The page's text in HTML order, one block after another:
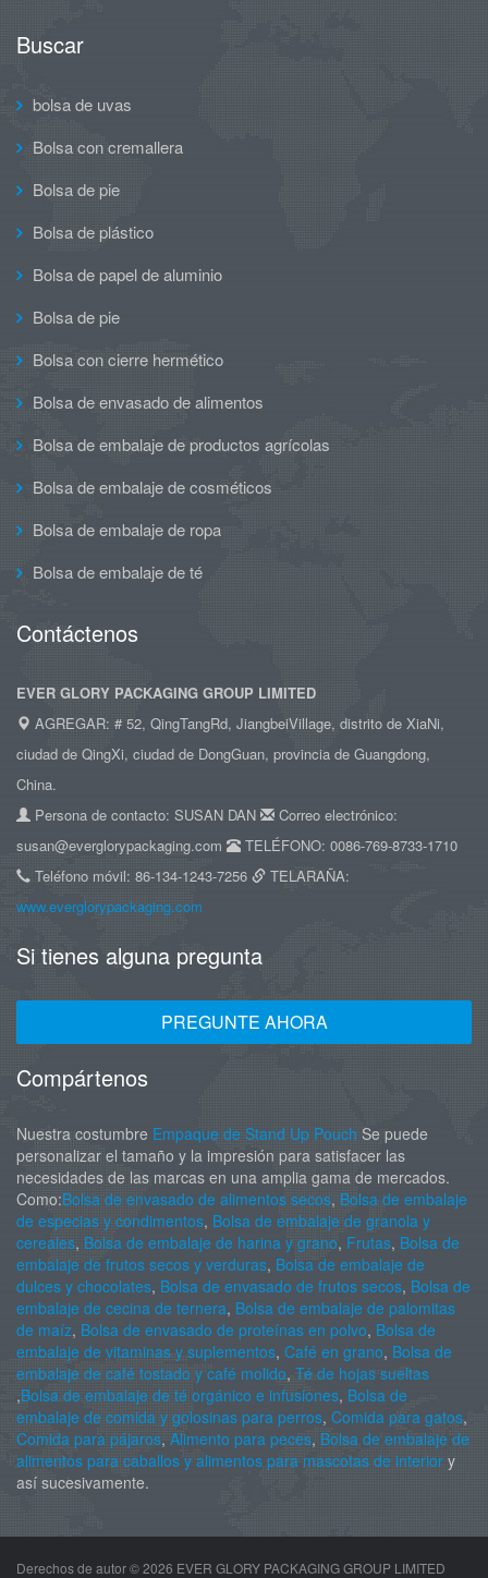
Buscar
bolsa de uvas
Bolsa con cremallera
Bolsa de pie
Bolsa de plástico
Bolsa de papel de aluminio
Bolsa de pie
Bolsa con cierre hermético
Bolsa de envasado de alimentos
Bolsa de embalaje de productos agrícolas
Bolsa de embalaje de cosméticos
Bolsa de embalaje de ropa
Bolsa de embalaje de té
Contáctenos
EVER GLORY PACKAGING GROUP LIMITED
AGREGAR: # 52, QingTangRd, JiangbeiVillage, distrito de XiaNi,
ciudad de QingXi, ciudad de DongGuan, provincia de Guangdong,
China.
Persona de contacto: SUSAN DAN
Correo electrónico:
susan@everglorypackaging.com
TELÉFONO: 0086-769-8733-1710
Teléfono móvil: 86-134-1243-7256
TELARAÑA:
www.everglorypackaging.com
Si tienes alguna pregunta
PREGUNTE AHORA
Compártenos
Nuestra costumbre Empaque de Stand Up Pouch Se puede
personalizar el tamaño y la impresión para satisfacer las
necesidades de las marcas en una amplia gama de mercados.
Como:Bolsa de envasado de alimentos secos, Bolsa de embalaje
de especias y condimentos, Bolsa de embalaje de granola y
cereales, Bolsa de embalaje de harina y grano, Frutas, Bolsa de
embalaje de frutos secos y verduras, Bolsa de embalaje de
dulces y chocolates, Bolsa de envasado de frutos secos, Bolsa de
embalaje de cecina de ternera, Bolsa de embalaje de palomitas
de maíz, Bolsa de envasado de proteínas en polvo, Bolsa de
embalaje de vitaminas y suplementos, Café en grano, Bolsa de
embalaje de café tostado y café molido, Té de hojas sueltas
,Bolsa de embalaje de té orgánico e infusiones, Bolsa de
embalaje de comida y golosinas para perros, Comida para gatos,
Comida para pájaros, Alimento para peces, Bolsa de embalaje de
alimentos para caballos y alimentos para mascotas de interior y
así sucesivamente.
Derechos de autor ©2026 EVER GLORY PACKAGING GROUP LIMITED